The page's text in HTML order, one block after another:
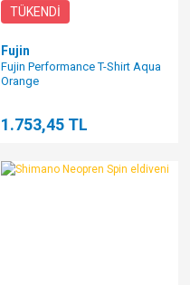
TÜKENDİ
Fujin
Fujin Performance T-Shirt Aqua
Orange
1.753,45 TL